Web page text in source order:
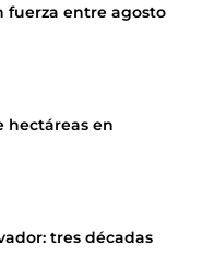
fuerza entre agosto
hectáreas en
tres décadas